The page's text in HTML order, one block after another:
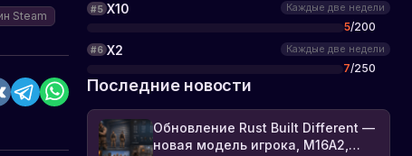
Steam
#5 X10 Каждые две недели
5/200
#6 X2 Каждые две недели
7/250
Последние новости
Обновление Rust Built Different —
новая модель игрока, M16A2,